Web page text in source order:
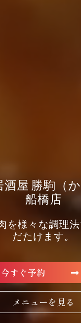
屋 勝駒（
船橋店
を様々な調理
だたけます。
今すぐ予約
メニューを見る